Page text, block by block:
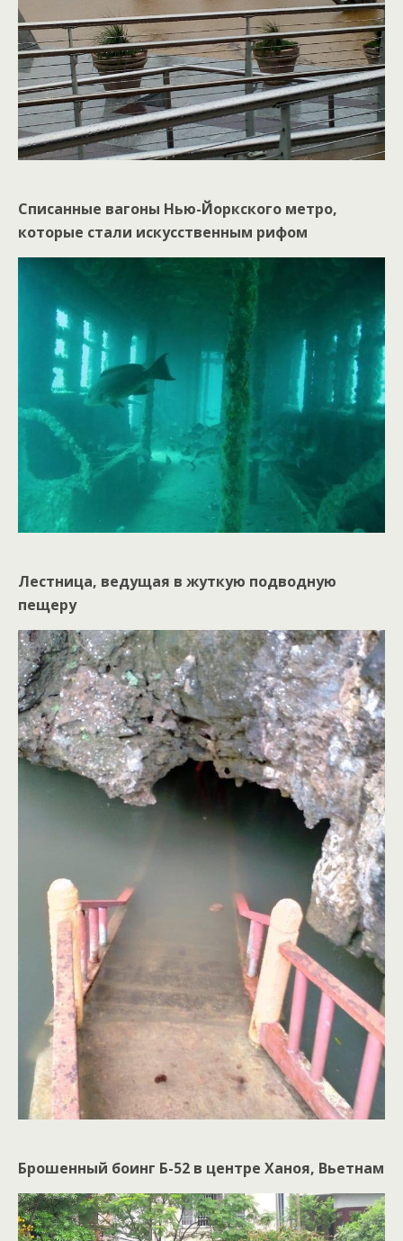
Списанные вагоны Нью-Йоркского метро,
которые стали искусственным рифом
Лестница, ведущая в жуткую подводную
пещеру
Брошенный боинг Б-52 в центре Ханоя, Вьетнам